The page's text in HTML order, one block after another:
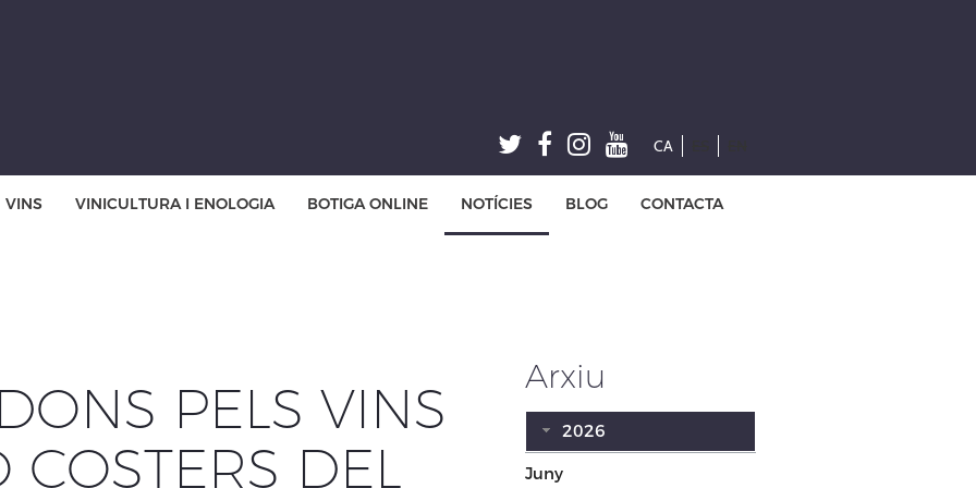
VINS VINICULTURA I ENOLOGIA BOTIGA ONLINE NOTÍCIES BLOG CONTACTA
CA
PELS VINS
COSTERS DEL
Arxiu
2026
Juny